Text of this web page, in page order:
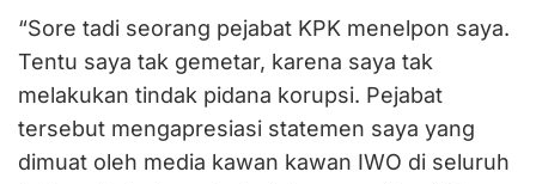
“Sore tadi seorang pejabat KPK menelpon saya.
Tentu saya tak gemetar, karena saya tak
melakukan tindak pidana korupsi. Pejabat
tersebut mengapresiasi statemen saya yang
dimuat oleh media kawan kawan IWO di seluruh